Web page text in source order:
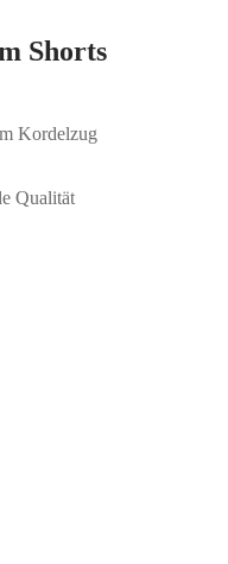
Shorts
Kordelzug
Qualität